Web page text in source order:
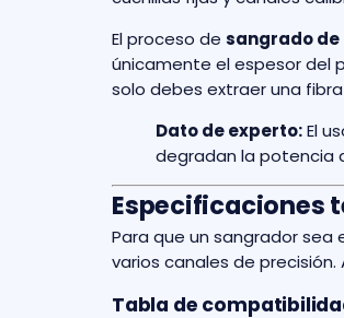
El proceso de sangrado
únicamente el espesor del
solo debes extraer una
Dato de experto:El
degradan la potencia
Especificaciones
Para que un sangrador sea
varios canales de
Tabla de